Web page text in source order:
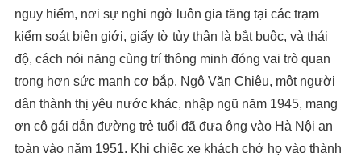
nguy hiểm, nơi sự nghi ngờ luôn gia tăng tại các trạm
kiểm soát biên giới, giấy tờ tùy thân là bắt buộc, và thái
độ, cách nói năng cùng trí thông minh đóng vai trò quan
trọng hơn sức mạnh cơ bắp. Ngô Văn Chiêu, một người
dân thành thị yêu nước khác, nhập ngũ năm 1945, mang
ơn cô gái dẫn đường trẻ tuổi đã đưa ông vào Hà Nội an
toàn vào năm 1951. Khi chiếc xe khách chở họ vào thành